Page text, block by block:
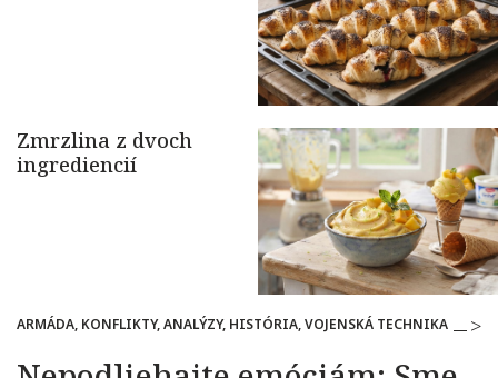
ARMÁDA, KONFLIKTY, ANALÝZY, HISTÓRIA, VOJENSKÁ TECHNIKA